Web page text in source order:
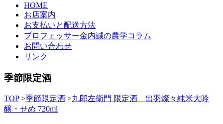
HOME
お店案内
お支払いと配送方法
プロフェッサー金内誠の農学コラム
お問い合わせ
リンク
季節限定酒
TOP >季節限定酒 >九郎左衛門 限定酒 出羽燦々純米大吟
醸・せめ 720ml